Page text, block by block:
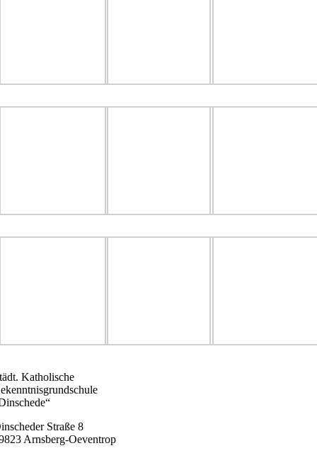
Katholische
Straße 8
Arnsberg-Oeventrop